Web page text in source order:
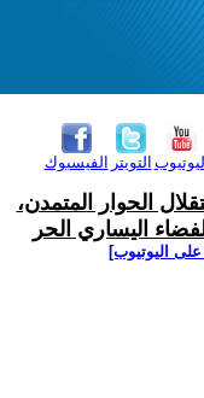
الفيسبوك التويتر
الحوار المتمدن،
اليساري الحر
اليوتيوب]